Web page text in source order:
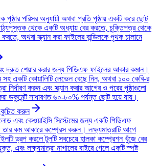
পৃষ্ঠার পরিসর অনুযায়ী অথবা প্রতি পৃষ্ঠায় একটি করে ছোট
থেকে একটি অধ্যায় বের করতে, চুক্তিপত্র থেকে
অথবা স্ক্যান করা ফাইলের বান্ডিলকে পৃথক চালানে
দ্রুত শেয়ার করার জন্য পিডিএফ ফাইলের আকার কমান।
একটি কোয়ালিটি লেভেল বেছে নিন, অথবা ১০০ কেবি-র
নির্ধারণ করুন এবং স্ক্যান করার আগের ও পরের পৃষ্ঠাগুলো
ডকুমেন্ট সাধারণত ৬০-৮০% পর্যন্ত ছোট হয়ে যায়।
করুন
এবং কেওয়াইসি সিস্টেমের জন্য একটি পিডিএফ
তার কম আকারে কম্প্রেস করুন। লক্ষ্যমাত্রাটি আগে
ড্রপ করলে টুলটি সবচেয়ে হালকা কম্প্রেশন খুঁজে বের
এবং লক্ষ্যমাত্রা নাগালের বাইরে গেলে একটি স্পষ্ট